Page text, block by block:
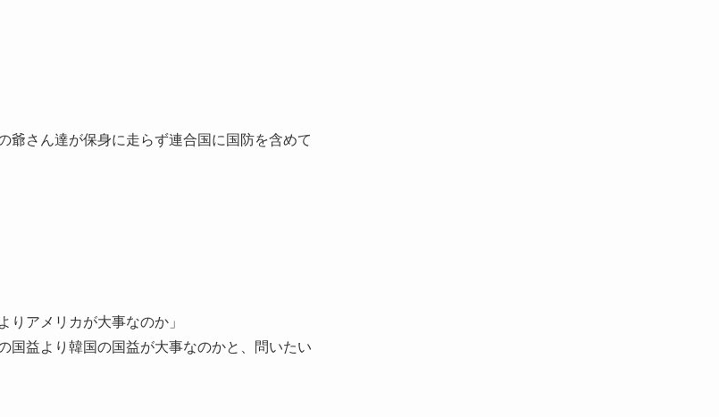
爺さん達が保身に走らず連合国に国防を含めて
りアメリカが大事なのか」
国益より韓国の国益が大事なのかと、問いたい